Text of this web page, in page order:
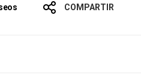
COMPARTIR